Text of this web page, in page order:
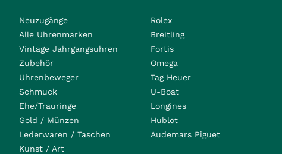
Neuzugänge
Alle Uhrenmarken
Vintage Jahrgangsuhren
Zubehör
Uhrenbeweger
Schmuck
Ehe/Trauringe
Gold / Münzen
Lederwaren / Taschen
Kunst / Art
Rolex
Breitling
Fortis
Omega
Tag Heuer
U-Boat
Longines
Hublot
Audemars Piguet